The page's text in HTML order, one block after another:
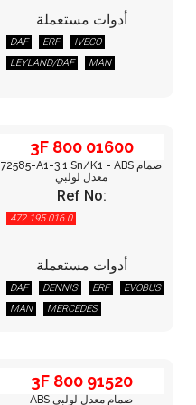
أدوات مستعملة
DAF ERF
IVECO
LEYLAND/DAF
MAN
3F 800 01600
72585-A1-3.1 Sn/K1 - ABS صمام
معدل لولبي
Ref No:
472 195 016 0
أدوات مستعملة
DAF DENNIS ERF
EVOBUS
MAN
MERCEDES
3F 800 91520
ABS صمام معدل لولبي